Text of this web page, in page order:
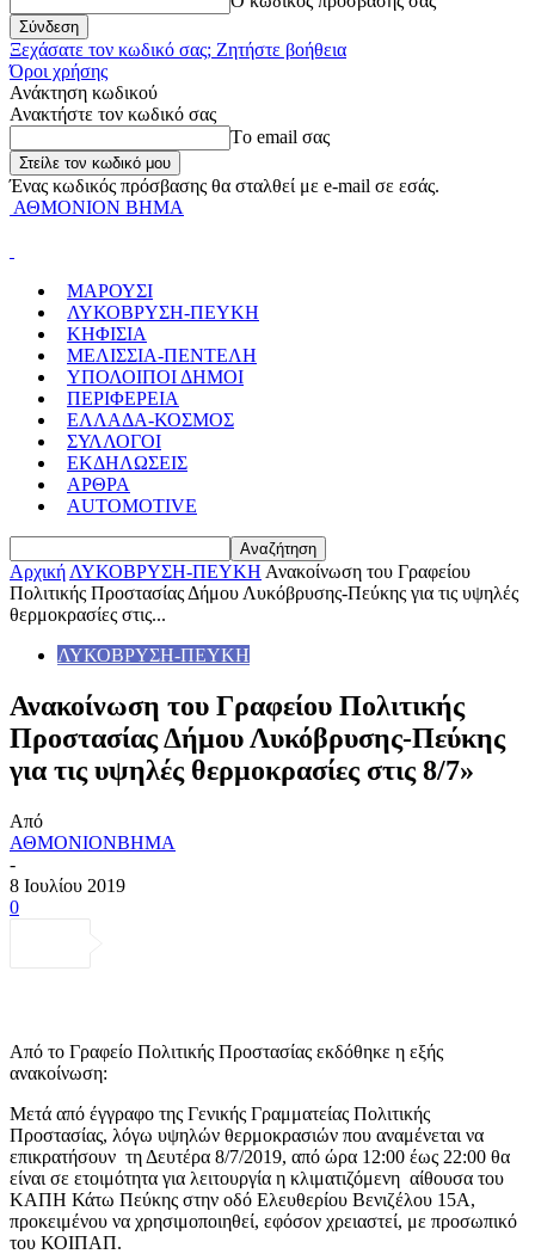
Ξεχάσατε τον κωδικό σας; Ζητήστε βοήθεια
Όροι χρήσης
Ανάκτηση κωδικού
Ανακτήστε τον κωδικό σας
Tο email σας
Ένας κωδικός πρόσβασης θα σταλθεί με e-mail σε εσάς.
ΑΘΜΟΝΙΟΝ ΒΗΜΑ
ΜΑΡΟΥΣΙ
ΛΥΚΟΒΡΥΣΗ-ΠΕΥΚΗ
ΚΗΦΙΣΙΑ
ΜΕΛΙΣΣΙΑ-ΠΕΝΤΕΛΗ
ΥΠΟΛΟΙΠΟΙ ΔΗΜΟΙ
ΠΕΡΙΦΕΡΕΙΑ
ΕΛΛΑΔΑ-ΚΟΣΜΟΣ
ΣΥΛΛΟΓΟΙ
ΕΚΔΗΛΩΣΕΙΣ
ΑΡΘΡΑ
AUTOMOTIVE
Αρχική ΛΥΚΟΒΡΥΣΗ-ΠΕΥΚΗ Ανακοίνωση του Γραφείου
Πολιτικής Προστασίας Δήμου Λυκόβρυσης-Πεύκης για τις υψηλές
θερμοκρασίες στις...
ΛΥΚΟΒΡΥΣΗ-ΠΕΥΚΗ
Ανακοίνωση του Γραφείου Πολιτικής
Προστασίας Δήμου Λυκόβρυσης-Πεύκης
για τις υψηλές θερμοκρασίες στις 8/7»
Από
ΑΘΜΟΝΙΟΝΒΗΜΑ
-
8 Ιουλίου 2019
0
Από το Γραφείο Πολιτικής Προστασίας εκδόθηκε η εξής
ανακοίνωση:
Μετά από έγγραφο της Γενικής Γραμματείας Πολιτικής
Προστασίας, λόγω υψηλών θερμοκρασιών που αναμένεται να
επικρατήσουν τη Δευτέρα 8/7/2019, από ώρα 12:00 έως 22:00 θα
είναι σε ετοιμότητα για λειτουργία η κλιματιζόμενη αίθουσα του
ΚΑΠΗ Κάτω Πεύκης στην οδό Ελευθερίου Βενιζέλου 15Α,
προκειμένου να χρησιμοποιηθεί, εφόσον χρειαστεί, με προσωπικό
του ΚΟΙΠΑΠ.